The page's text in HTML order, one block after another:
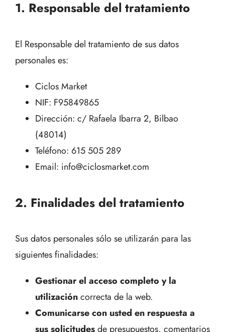
1. Responsable del tratamiento
El Responsable del tratamiento de sus datos
personales es:
Ciclos Market
NIF: F95849865
Dirección: c/ Rafaela Ibarra 2, Bilbao
(48014)
Teléfono: 615 505 289
Email: info@ciclosmarket.com
2. Finalidades del tratamiento
Sus datos personales sólo se utilizarán para las
siguientes finalidades:
Gestionar el acceso completo y la
utilizacióncorrecta de la web.
Comunicarse con usted en respuesta a
sus solicitudesde presupuestos, comentarios